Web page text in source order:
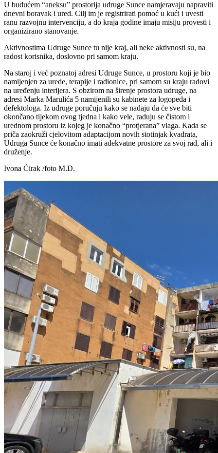
U budućem “aneksu” prostorija udruge Sunce namjeravaju napraviti
dnevni boravak i ured. Cilj im je registrirati pomoć u kući i uvesti
ranu razvojnu intervenciju, a do kraja godine imaju misiju provesti i
organizirano stanovanje.
Aktivnostima Udruge Sunce tu nije kraj, ali neke aktivnosti su, na
radost korisnika, doslovno pri samom kraju.
Na staroj i već poznatoj adresi Udruge Sunce, u prostoru koji je bio
namijenjen za urede, terapije i radionice, pri samom su kraju radovi
na uređenju interijera. S obzirom na širenje prostora udruge, na
adresi Marka Marulića 5 namijenili su kabinete za logopeda i
defektologa. Iz udruge poručuju kako se nadaju da će sve biti
okončano tijekom ovog tjedna i kako vele, raduju se čistom i
urednom prostoru iz kojeg je konačno “protjerana” vlaga. Kada se
priča zaokruži cjelovitom adaptacijom novih stotinjak kvadrata,
Udruga Sunce će konačno imati adekvatne prostore za svoj rad, ali i
druženje.
Ivona Ćirak /foto M.D.